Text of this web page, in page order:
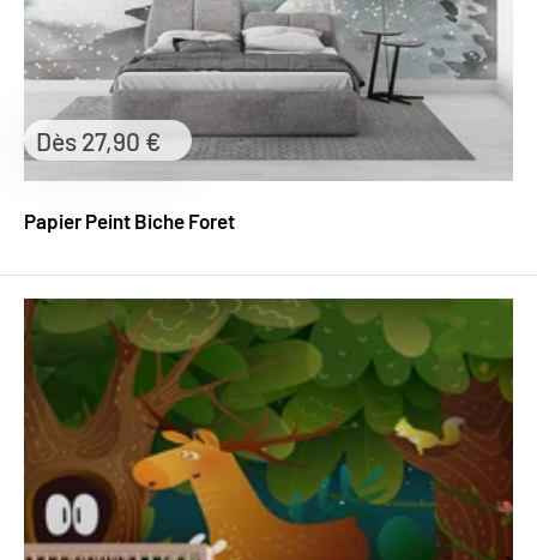
Papier Peint Biche Foret
Prix
réduit
Dès 27,90 €